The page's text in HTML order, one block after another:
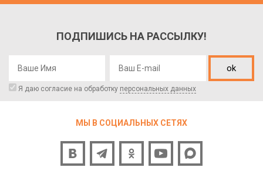
ПОДПИШИСЬ НА РАССЫЛКУ!
ok
Я даю согласие на обработку персональных данных
МЫ В СОЦИАЛЬНЫХ СЕТЯХ